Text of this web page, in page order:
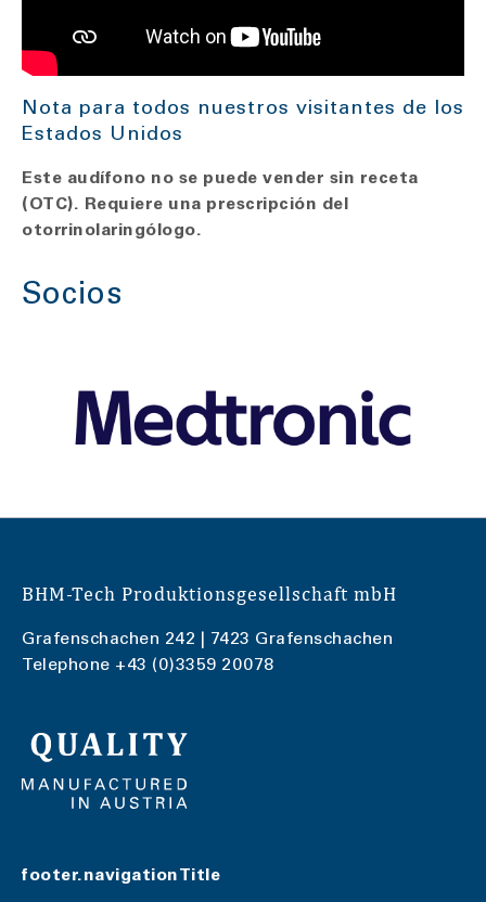
Nota para todos nuestros visitantes de los
Estados Unidos
Este audífono no se puede vender sin receta
(OTC). Requiere una prescripción del
otorrinolaringólogo.
Socios
BHM-Tech Produktionsgesellschaft mbH
Grafenschachen 242 | 7423 Grafenschachen
Telephone +43 (0)3359 20078
footer.navigationTitle